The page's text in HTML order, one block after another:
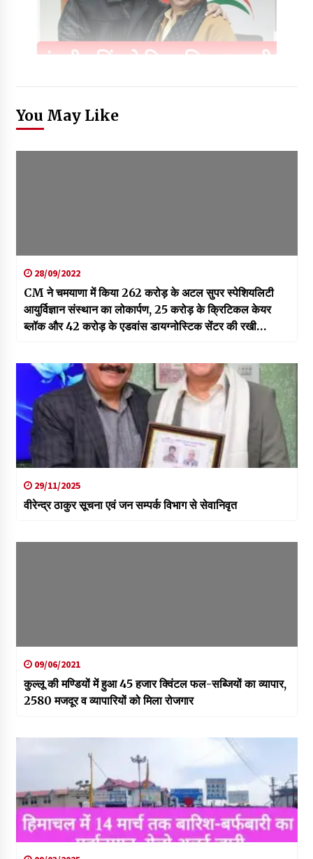
You May Like
28/09/2022
CM ने चमयाणा में किया 262 करोड़ के अटल सुपर स्पेशियलिटी
आयुर्विज्ञान संस्थान का लोकार्पण, 25 करोड़ के क्रिटिकल केयर
ब्लॉक और 42 करोड़ के एडवांस डायग्नोस्टिक सेंटर की रखी
29/11/2025
वीरेन्द्र ठाकुर सूचना एवं जन सम्पर्क विभाग से सेवानिवृत
09/06/2021
कुल्लू की मण्डियों में हुआ 45 हजार क्विंटल फल-सब्जियों का व्यापार,
2580 मजदूर व व्यापारियों को मिला रोजगार